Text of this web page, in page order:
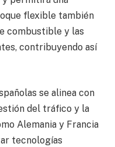
flexible también
combustible y las
contribuyendo así
se alinea con
del tráfico y la
Alemania y Francia
tecnologías